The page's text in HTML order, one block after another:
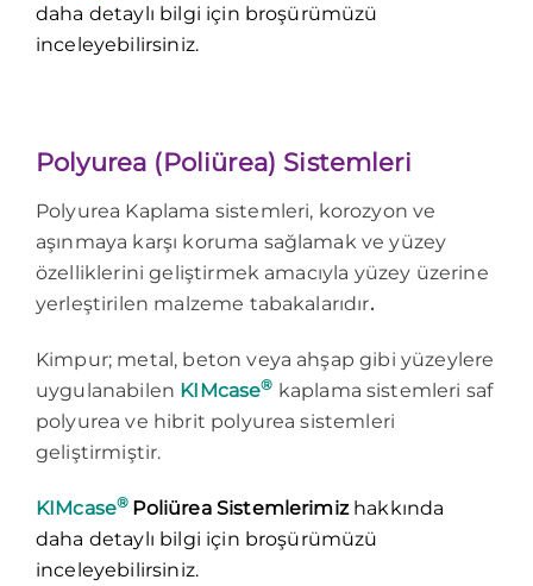
daha detaylı bilgi için broşürümüzü
inceleyebilirsiniz.
Polyurea (Poliürea) Sistemleri
Polyurea Kaplama sistemleri, korozyon ve
aşınmaya karşı koruma sağlamak ve yüzey
özelliklerini geliştirmek amacıyla yüzey üzerine
yerleştirilen malzeme tabakalarıdır.
Kimpur; metal, beton veya ahşap gibi yüzeylere
uygulanabilen KIMcase® kaplama sistemleri saf
polyurea ve hibrit polyurea sistemleri
geliştirmiştir.
KIMcase® Poliürea Sistemlerimizhakkında
daha detaylı bilgi için broşürümüzü
inceleyebilirsiniz.